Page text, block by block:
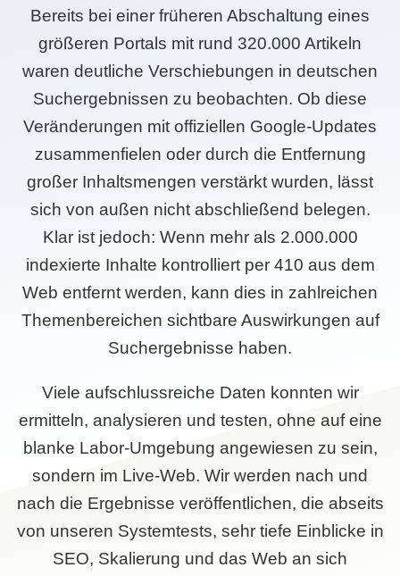
Bereits bei einer früheren Abschaltung eines
größeren Portals mit rund 320.000 Artikeln
waren deutliche Verschiebungen in deutschen
Suchergebnissen zu beobachten. Ob diese
Veränderungen mit offiziellen Google-Updates
zusammenfielen oder durch die Entfernung
großer Inhaltsmengen verstärkt wurden, lässt
sich von außen nicht abschließend belegen.
Klar ist jedoch: Wenn mehr als 2.000.000
indexierte Inhalte kontrolliert per 410 aus dem
Web entfernt werden, kann dies in zahlreichen
Themenbereichen sichtbare Auswirkungen auf
Suchergebnisse haben.
Viele aufschlussreiche Daten konnten wir
ermitteln, analysieren und testen, ohne auf eine
blanke Labor-Umgebung angewiesen zu sein,
sondern im Live-Web. Wir werden nach und
nach die Ergebnisse veröffentlichen, die abseits
von unseren Systemtests, sehr tiefe Einblicke in
SEO, Skalierung und das Web an sich